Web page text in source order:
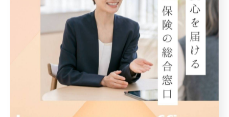
北茨城 保険代理店 地域密着
地震保険 自動車保険 火災保険
住まいの保険 ペット保険
リライブシャツ 中古車販売
保険乗り換え